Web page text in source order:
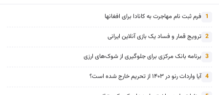
1 فرم ثبت نام مهاجرت به کانادا برای افغانها
2 ترویج قمار و فساد یک بازی آنلاین ایرانی
3 برنامه بانک مرکزی برای جلوگیری از شوک‌های ارزی
4 آیا واردات رنو در ۱۴۰۳ از تحریم خارج شده است؟